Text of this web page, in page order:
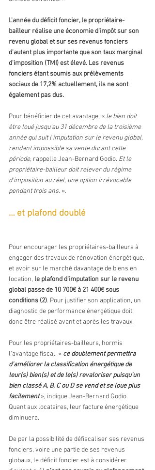
L'année du déficit foncier, le propriétaire-
bailleur réalise une économie d'impôt sur son
revenu global et sur ses revenus fonciers
d'autant plus importante que son taux marginal
d'imposition (TMI) est élevé. Les revenus
fonciers étant soumis aux prélèvements
sociaux de 17,2% actuellement, ils ne sont
également pas dus.
Pour bénéficier de cet avantage, « le bien doit
être loué jusqu'au 31 décembre de la troisième
année qui suit l'imputation sur le revenu global,
rendant impossible sa vente durant cette
période, rappelle Jean-Bernard Godio. Et le
propriétaire-bailleur doit relever du régime
d'imposition au réel, une option irrévocable
pendant trois ans. ».
… et plafond doublé
Pour encourager les propriétaires-bailleurs à
engager des travaux de rénovation énergétique,
et avoir sur le marché davantage de biens en
location, le plafond d'imputation sur le revenu
global passe de 10 700€ à 21 400€ sous
conditions (2). Pour justifier son application, un
diagnostic de performance énergétique doit
donc être réalisé avant et après les travaux.
Pour les propriétaires-bailleurs, hormis
l'avantage fiscal, « ce doublement permettra
d'améliorer la classification énergétique de
leur(s) bien(s) et de le(s) revaloriser puisqu'un
bien classé A, B, C ou D se vend et se loue plus
facilement », indique Jean-Bernard Godio.
Quant aux locataires, leur facture énergétique
diminuera.
De par la possibilité de défiscaliser ses revenus
fonciers, voire une partie de ses revenus
globaux, le déficit foncier est à considérer